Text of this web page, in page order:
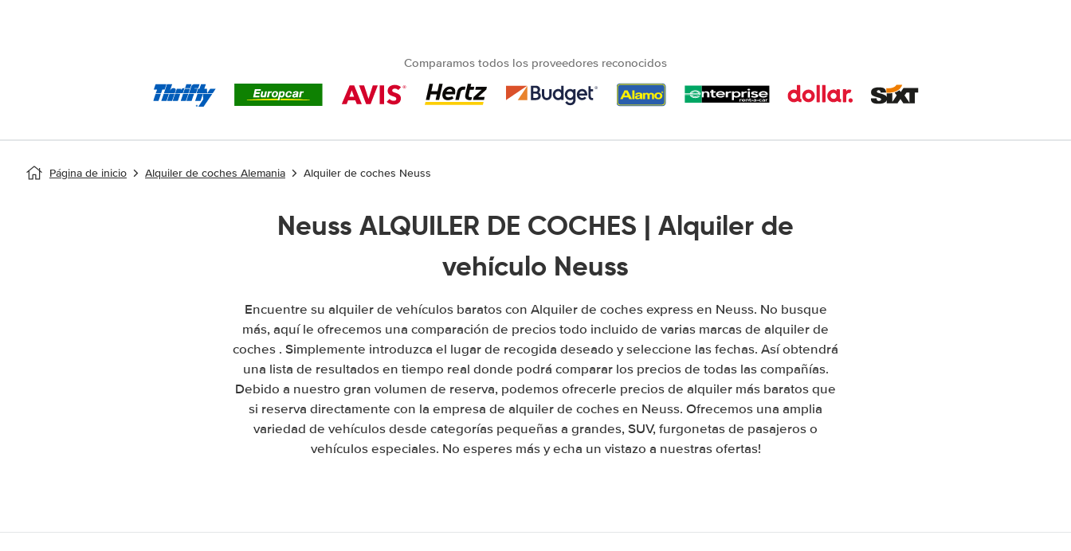
Comparamos todos los proveedores reconocidos
Página de inicio Alquiler de coches Alemania Alquiler de coches Neuss
Neuss ALQUILER DE COCHES | Alquiler de
vehículo Neuss
Encuentre su alquiler de vehículos baratos con Alquiler de coches express en Neuss. No busque
más, aquí le ofrecemos una comparación de precios todo incluido de varias marcas de alquiler de
coches . Simplemente introduzca el lugar de recogida deseado y seleccione las fechas. Así obtendrá
una lista de resultados en tiempo real donde podrá comparar los precios de todas las compañías.
Debido a nuestro gran volumen de reserva, podemos ofrecerle precios de alquiler más baratos que
si reserva directamente con la empresa de alquiler de coches en Neuss. Ofrecemos una amplia
variedad de vehículos desde categorías pequeñas a grandes, SUV, furgonetas de pasajeros o
vehículos especiales. No esperes más y echa un vistazo a nuestras ofertas!